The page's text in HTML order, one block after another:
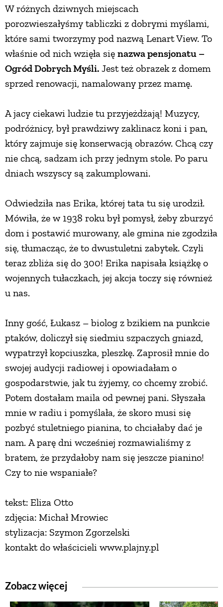
W różnych dziwnych miejscach
porozwieszałyśmy tabliczki z dobrymi myślami,
które sami tworzymy pod nazwą Lenart View. To
właśnie od nich wzięła się nazwa pensjonatu –
Ogród Dobrych Myśli. Jest też obrazek z domem
sprzed renowacji, namalowany przez mamę.
A jacy ciekawi ludzie tu przyjeżdżają! Muzycy,
podróżnicy, był prawdziwy zaklinacz koni i pan,
który zajmuje się konserwacją obrazów. Chcą czy
nie chcą, sadzam ich przy jednym stole. Po paru
dniach wszyscy są zakumplowani.
Odwiedziła nas Erika, której tata tu się urodził.
Mówiła, że w 1938 roku był pomysł, żeby zburzyć
dom i postawić murowany, ale gmina nie zgodziła
się, tłumacząc, że to dwustuletni zabytek. Czyli
teraz zbliża się do 300! Erika napisała książkę o
wojennych tułaczkach, jej akcja toczy się również
u nas.
Inny gość, Łukasz – biolog z bzikiem na punkcie
ptaków, doliczył się siedmiu szpaczych gniazd,
wypatrzył kopciuszka, pleszkę. Zaprosił mnie do
swojej audycji radiowej i opowiadałam o
gospodarstwie, jak tu żyjemy, co chcemy zrobić.
Potem dostałam maila od pewnej pani. Słyszała
mnie w radiu i pomyślała, że skoro musi się
pozbyć stuletniego pianina, to chciałaby dać je
nam. A parę dni wcześniej rozmawialiśmy z
bratem, że przydałoby nam się jeszcze pianino!
Czy to nie wspaniałe?
tekst: Eliza Otto
zdjęcia: Michał Mrowiec
stylizacja: Szymon Zgorzelski
kontakt do właścicieli www.plajny.pl
Zobacz więcej